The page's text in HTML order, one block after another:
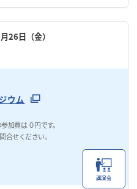
26日（金）
ウム
加費は ０円です。
合せください。
講演会